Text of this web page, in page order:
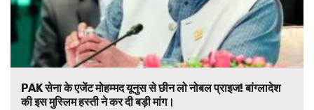
PAK सेना के एजेंट मोहम्मद यूनुस से छीन लो नोबल प्राइज! बांग्लादेश
की इस मुस्लिम हस्ती ने कर दी बड़ी मांग।